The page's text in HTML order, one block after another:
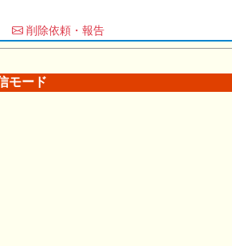
削除依頼・報告